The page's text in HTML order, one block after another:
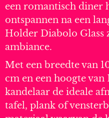
een romantisch diner
ontspannen na een
Holder Diabolo Glass
ambiance.
Met een breedte van
cm en een hoogte van
kandelaar de ideale
tafel, plank of